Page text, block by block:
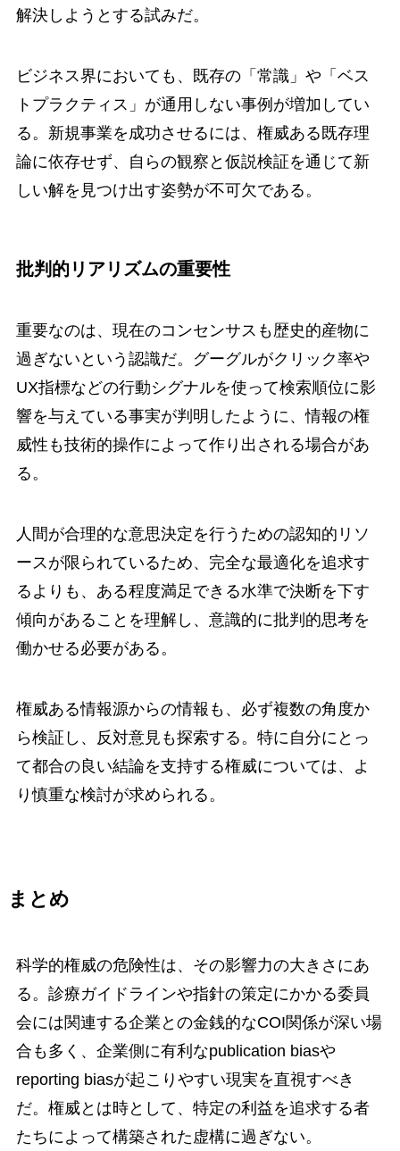
解決しようとする試みだ。
ビジネス界においても、既存の「常識」や「ベス
トプラクティス」が通用しない事例が増加してい
る。新規事業を成功させるには、権威ある既存理
論に依存せず、自らの観察と仮説検証を通じて新
しい解を見つけ出す姿勢が不可欠である。
批判的リアリズムの重要性
重要なのは、現在のコンセンサスも歴史的産物に
過ぎないという認識だ。グーグルがクリック率や
UX指標などの行動シグナルを使って検索順位に影
響を与えている事実が判明したように、情報の権
威性も技術的操作によって作り出される場合があ
る。
人間が合理的な意思決定を行うための認知的リソ
ースが限られているため、完全な最適化を追求す
るよりも、ある程度満足できる水準で決断を下す
傾向があることを理解し、意識的に批判的思考を
働かせる必要がある。
権威ある情報源からの情報も、必ず複数の角度か
ら検証し、反対意見も探索する。特に自分にとっ
て都合の良い結論を支持する権威については、よ
り慎重な検討が求められる。
まとめ
科学的権威の危険性は、その影響力の大きさにあ
る。診療ガイドラインや指針の策定にかかる委員
会には関連する企業との金銭的なCOI関係が深い場
合も多く、企業側に有利なpublication biasや
reporting biasが起こりやすい現実を直視すべき
だ。権威とは時として、特定の利益を追求する者
たちによって構築された虚構に過ぎない。